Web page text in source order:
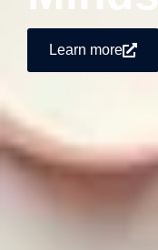
Learn more